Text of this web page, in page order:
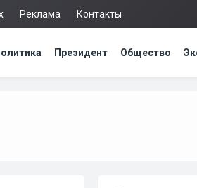
Реклама Контакты
Президент Общество